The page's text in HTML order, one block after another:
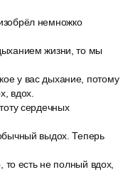
немножко
жизни, то мы
у вас дыхание, потому
вдох.
сердечных
выдох. Теперь
то есть не полный вдох,